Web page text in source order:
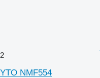
2
YTO NMF554